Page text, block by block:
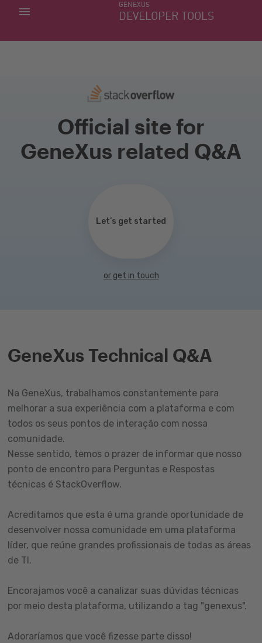
GENEXUS
DEVELOPER TOOLS
MINHAS APLICACÕES
Official site for
GeneXus related Q&A
Let’s get started
or get in touch
GeneXus Technical Q&A
Na GeneXus, trabalhamos constantemente para
melhorar a sua experiência com a plataforma e com
todos os seus pontos de interação com nossa
comunidade.
Nesse sentido, temos o prazer de informar que nosso
ponto de encontro para Perguntas e Respostas
técnicas é StackOverflow.
Acreditamos que esta é uma grande oportunidade de
desenvolver nossa comunidade em uma plataforma
líder, que reúne grandes profissionais de todas as áreas
de TI.
Encorajamos você a canalizar suas dúvidas técnicas
por meio desta plataforma, utilizando a tag "genexus".
Adoraríamos que você fizesse parte disso!